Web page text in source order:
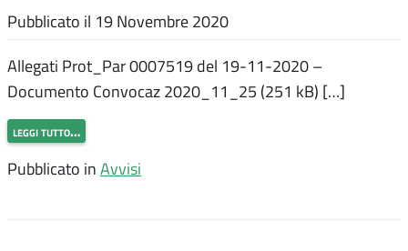
Pubblicato il 19 Novembre 2020
Allegati Prot_Par 0007519 del 19-11-2020 –
Documento Convocaz 2020_11_25 (251 kB) […]
leggi tutto…
Pubblicato in Avvisi